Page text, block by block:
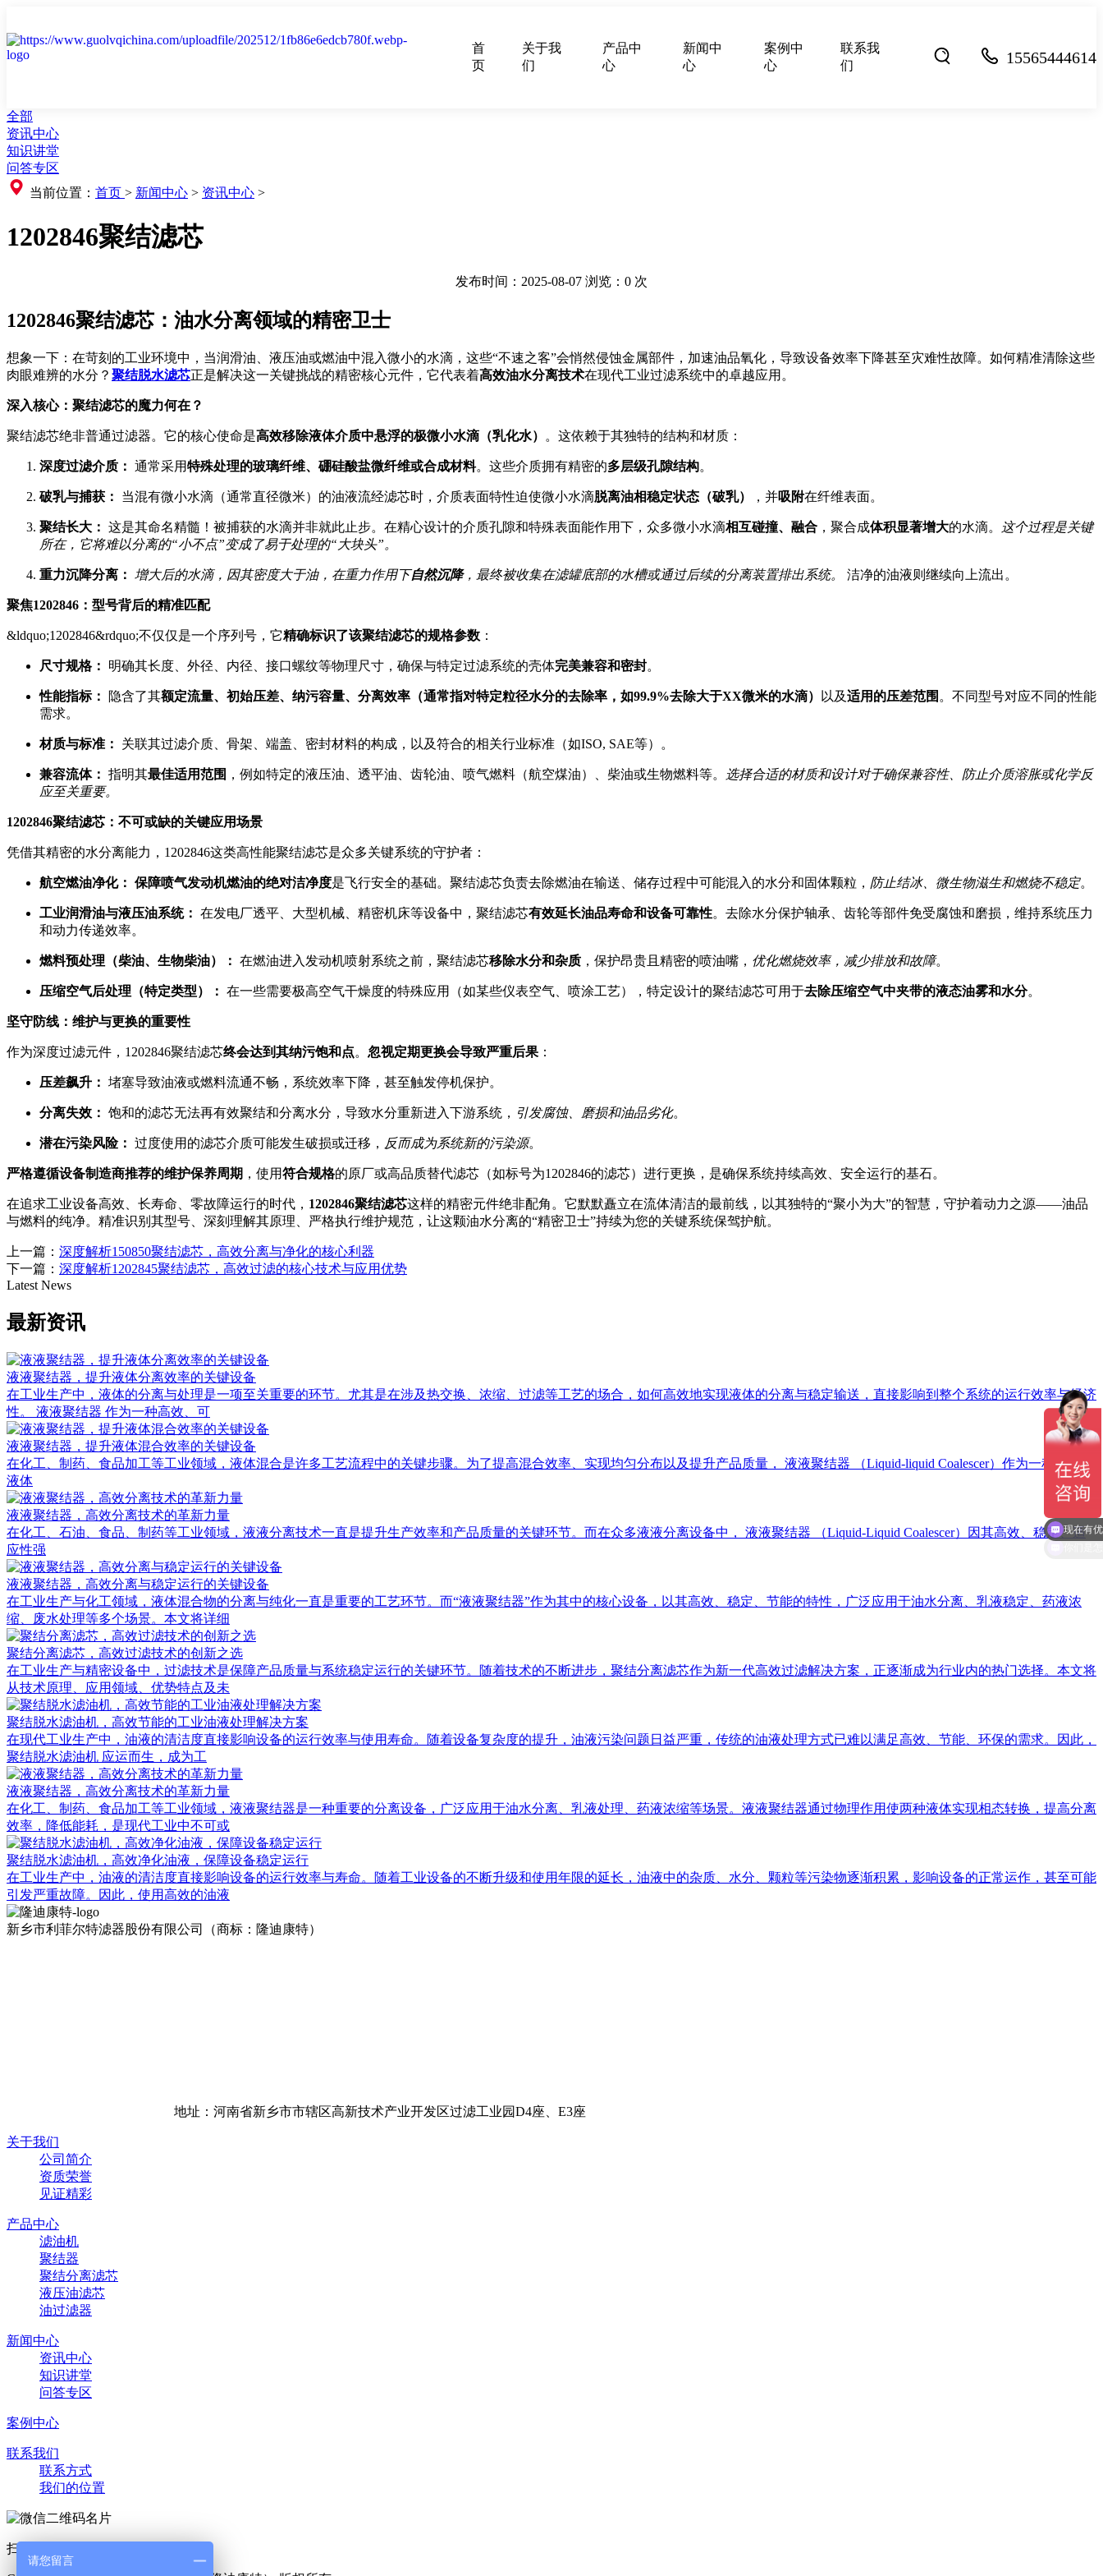
首
页
关于我
们
产品中
心
新闻中
心
案例中
心
联系我
们
15565444614
全部
资讯中心
知识讲堂
问答专区
当前位置： 首页 > 新闻中心 > 资讯中心 >
1202846聚结滤芯
发布时间：2025-08-07 浏览： 0 次
1202846聚结滤芯：油水分离领域的精密卫士
想象一下：在苛刻的工业环境中，当润滑油、液压油或燃油中混入微小的水滴，这些“不速之客”会悄然侵蚀金属部件，加速油品氧化，导致设备效率下降甚至灾难性故障。如何精准清除这些
肉眼难辨的水分？ 聚结脱水滤芯正是解决这一关键挑战的精密核心元件，它代表着高效油水分离技术在现代工业过滤系统中的卓越应用。
深入核心：聚结滤芯的魔力何在？
聚结滤芯绝非普通过滤器。它的核心使命是高效移除液体介质中悬浮的极微小水滴（乳化水） 。这依赖于其独特的结构和材质：
深度过滤介质： 通常采用特殊处理的玻璃纤维、硼硅酸盐微纤维或合成材料。这些介质拥有精密的多层级孔隙结构。
破乳与捕获： 当混有微小水滴（通常直径微米）的油液流经滤芯时，介质表面特性迫使微小水滴脱离油相稳定状态（破乳） ，并吸附在纤维表面。
聚结长大： 这是其命名精髓！被捕获的水滴并非就此止步。在精心设计的介质孔隙和特殊表面能作用下，众多微小水滴相互碰撞、融合 ，聚合成体积显著增大的水滴。
这个过程是关键
所在，它将难以分离的“小不点”变成了易于处理的“大块头”。
重力沉降分离： 增大后的水滴，因其密度大于油，在重力作用下自然沉降，最终被收集在滤罐底部的水槽或通过后续的分离装置排出系统。 洁净的油液则继续向上流出。
聚焦1202846：型号背后的精准匹配
&ldquo;1202846&rdquo;不仅仅是一个序列号，它精确标识了该聚结滤芯的规格参数 ：
尺寸规格： 明确其长度、外径、内径、接口螺纹等物理尺寸，确保与特定过滤系统的壳体完美兼容和密封。
性能指标： 隐含了其额定流量、初始压差、纳污容量、分离效率（通常指对特定粒径水分的去除率，如99.9%去除大于XX微米的水滴） 以及适用的压差范围 。不同型号对应不同的性能
需求。
材质与标准： 关联其过滤介质、骨架、端盖、密封材料的构成，以及符合的相关行业标准（如ISO, SAE等）。
兼容流体： 指明其最佳适用范围 ，例如特定的液压油、透平油、齿轮油、喷气燃料（航空煤油）、柴油或生物燃料等。
选择合适的材质和设计对于确保兼容性、防止介质溶胀或化学反
应至关重要。
1202846聚结滤芯：不可或缺的关键应用场景
凭借其精密的水分离能力，1202846这类高性能聚结滤芯是众多关键系统的守护者：
航空燃油净化： 保障喷气发动机燃油的绝对洁净度是飞行安全的基础。聚结滤芯负责去除燃油在输送、储存过程中可能混入的水分和固体颗粒， 防止结冰、微生物滋生和燃烧不稳定。
工业润滑油与液压油系统： 在发电厂透平、大型机械、精密机床等设备中，聚结滤芯有效延长油品寿命和设备可靠性。去除水分保护轴承、齿轮等部件免受腐蚀和磨损，维持系统压力
和动力传递效率。
燃料预处理（柴油、生物柴油）： 在燃油进入发动机喷射系统之前，聚结滤芯移除水分和杂质 ，保护昂贵且精密的喷油嘴， 优化燃烧效率，减少排放和故障。
压缩空气后处理（特定类型）： 在一些需要极高空气干燥度的特殊应用（如某些仪表空气、喷涂工艺），特定设计的聚结滤芯可用于去除压缩空气中夹带的液态油雾和水分。
坚守防线：维护与更换的重要性
作为深度过滤元件，1202846聚结滤芯终会达到其纳污饱和点。 忽视定期更换会导致严重后果 ：
压差飙升： 堵塞导致油液或燃料流通不畅，系统效率下降，甚至触发停机保护。
分离失效： 饱和的滤芯无法再有效聚结和分离水分，导致水分重新进入下游系统， 引发腐蚀、磨损和油品劣化。
潜在污染风险： 过度使用的滤芯介质可能发生破损或迁移， 反而成为系统新的污染源。
严格遵循设备制造商推荐的维护保养周期 ，使用符合规格的原厂或高品质替代滤芯（如标号为1202846的滤芯）进行更换，是确保系统持续高效、安全运行的基石。
在追求工业设备高效、长寿命、零故障运行的时代， 1202846聚结滤芯这样的精密元件绝非配角。它默默矗立在流体清洁的最前线，以其独特的“聚小为大”的智慧，守护着动力之源——油品
与燃料的纯净。精准识别其型号、深刻理解其原理、严格执行维护规范，让这颗油水分离的“精密卫士”持续为您的关键系统保驾护航。
上一篇： 深度解析150850聚结滤芯，高效分离与净化的核心利器
下一篇： 深度解析1202845聚结滤芯，高效过滤的核心技术与应用优势
Latest News
最新资讯
液液聚结器，提升液体分离效率的关键设备
在工业生产中，液体的分离与处理是一项至关重要的环节。尤其是在涉及热交换、浓缩、过滤等工艺的场合，如何高效地实现液体的分离与稳定输送，直接影响到整个系统的运行效率与经济
性。 液液聚结器 作为一种高效、可
液液聚结器，提升液体混合效率的关键设备
在化工、制药、食品加工等工业领域，液体混合是许多工艺流程中的关键步骤。为了提高混合效率、实现均匀分布以及提升产品质量， 液液聚结器 （Liquid-liquid Coalescer）作为一种高效的
液体
液液聚结器，高效分离技术的革新力量
在化工、石油、食品、制药等工业领域，液液分离技术一直是提升生产效率和产品质量的关键环节。而在众多液液分离设备中， 液液聚结器 （Liquid-Liquid Coalescer）因其高效、稳定、适
应性强
液液聚结器，高效分离与稳定运行的关键设备
在工业生产与化工领域，液体混合物的分离与纯化一直是重要的工艺环节。而“液液聚结器”作为其中的核心设备，以其高效、稳定、节能的特性，广泛应用于油水分离、乳液稳定、药液浓
缩、废水处理等多个场景。本文将详细
聚结分离滤芯，高效过滤技术的创新之选
在工业生产与精密设备中，过滤技术是保障产品质量与系统稳定运行的关键环节。随着技术的不断进步，聚结分离滤芯作为新一代高效过滤解决方案，正逐渐成为行业内的热门选择。本文将
从技术原理、应用领域、优势特点及未
聚结脱水滤油机，高效节能的工业油液处理解决方案
在现代工业生产中，油液的清洁度直接影响设备的运行效率与使用寿命。随着设备复杂度的提升，油液污染问题日益严重，传统的油液处理方式已难以满足高效、节能、环保的需求。因此，
聚结脱水滤油机 应运而生，成为工
液液聚结器，高效分离技术的革新力量
在化工、制药、食品加工等工业领域，液液聚结器是一种重要的分离设备，广泛应用于油水分离、乳液处理、药液浓缩等场景。液液聚结器通过物理作用使两种液体实现相态转换，提高分离
效率，降低能耗，是现代工业中不可或
聚结脱水滤油机，高效净化油液，保障设备稳定运行
在工业生产中，油液的清洁度直接影响设备的运行效率与寿命。随着工业设备的不断升级和使用年限的延长，油液中的杂质、水分、颗粒等污染物逐渐积累，影响设备的正常运作，甚至可能
引发严重故障。因此，使用高效的油液
新乡市利菲尔特滤器股份有限公司（商标：隆迪康特）
地址：河南省新乡市市辖区高新技术产业开发区过滤工业园D4座、E3座
关于我们
公司简介
资质荣誉
见证精彩
产品中心
滤油机
聚结器
聚结分离滤芯
液压油滤芯
油过滤器
新闻中心
资讯中心
知识讲堂
问答专区
案例中心
联系我们
联系方式
我们的位置
扫一扫 添加好友
现在有
请您留言